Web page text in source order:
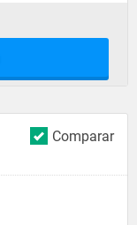
Comparar